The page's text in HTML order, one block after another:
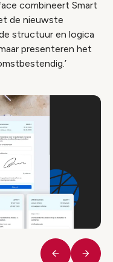
combineert Smart
de nieuwste
structuur en logica
presenteren het
Vorige